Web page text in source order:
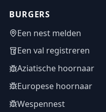
BURGERS
Een nest melden
Een val registreren
Aziatische hoornaar
Europese hoornaar
Wespennest